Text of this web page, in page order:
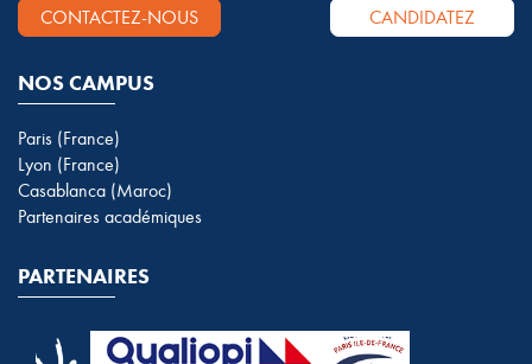
CONTACTEZ-NOUS CANDIDATEZ
NOS CAMPUS
Paris (France)
Lyon (France)
Casablanca (Maroc)
Partenaires académiques
PARTENAIRES